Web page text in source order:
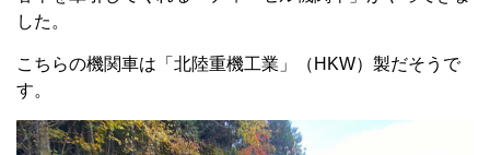
した。
こちらの機関車は「北陸重機工業」（HKW）製だそうで
す。